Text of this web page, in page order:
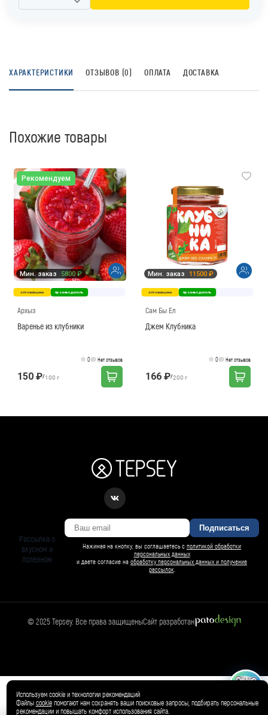
🛍️ Магазин
Товар добавлен в корзину ✓
ХАРАКТЕРИСТИКИ ОТЗЫВОВ (0) ОПЛАТА ДОСТАВКА
Похожие товары
Рекомендуем
Мин. заказ 5800 ₽
оптовая цена производитель
Архыз
Варенье из клубники
0 Нет отзывов
150 ₽/100 г
Мин. заказ 11500 ₽
оптовая цена производитель
Сам Бы Ел
Джем Клубника
0 Нет отзывов
166 ₽/200 г
Рассылка о
вкусном и
полезном
Подписаться
Нажимая на кнопку, вы соглашаетесь с политикой обработки
персональных данных
и даете согласие на обработку персональных данных и получение
рассылок
© 2025 Tepsey. Все права защищеныСайт разработан
Используем cookie и технологии рекомендаций
Файлы cookieпомогают нам сохранять ваши поисковые запросы, подбирать персональные
рекомендации и повышать комфорт использования сайта.
БАРСИ ИИ